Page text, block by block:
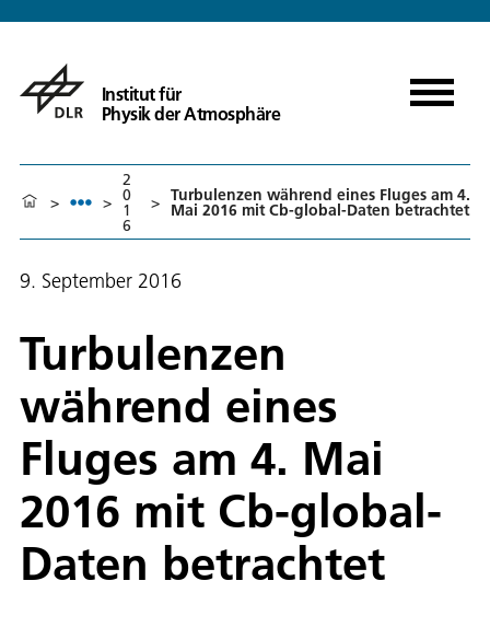
Institut für
Physik der Atmosphäre
> >
2
0
1
6
> Turbulenzen während eines Fluges am 4.
Mai 2016 mit Cb-global-Daten betrachtet
9. September 2016
Turbulenzen
während eines
Fluges am 4. Mai
2016 mit Cb-global-
Daten betrachtet